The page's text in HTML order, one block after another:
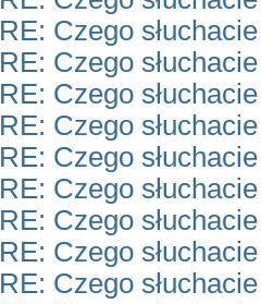
RE: Czego
RE: Czego
RE: Czego
RE: Czego
RE: Czego
RE: Czego
RE: Czego
RE: Czego
RE: Czego